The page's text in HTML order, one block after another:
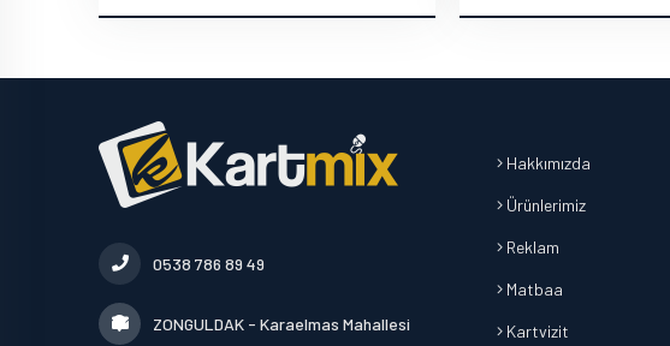
0538 786 89 49
ZONGULDAK - Karaelmas Mahallesi
Hakkımızda
Ürünlerimiz
Reklam
Matbaa
Kartvizit